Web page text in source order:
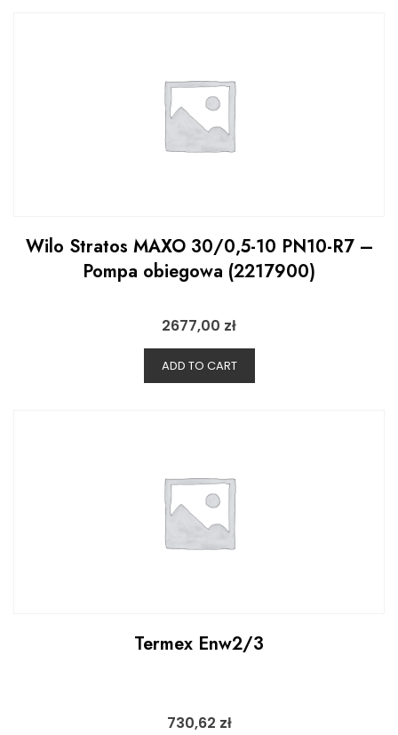
Wilo Stratos MAXO 30/0,5-10 PN10-R7 –
Pompa obiegowa (2217900)
2677,00 zł
ADD TO CART
Termex Enw2/3
730,62 zł